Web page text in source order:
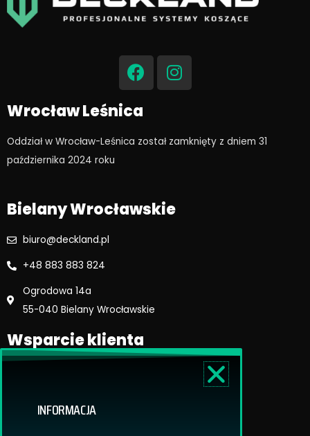
F
a
c
e
b
o
I
n
s
g
Wrocław Leśnica
Oddział w Wrocław-Leśnica został zamknięty z dniem 31
października 2024 roku​
Bielany Wrocławskie
biuro@deckland.pl
+48 883 883 824
Ogrodowa 14a
55-040 Bielany Wrocławskie
Wsparcie klienta
Dostawa i płatność
INFORMACJA